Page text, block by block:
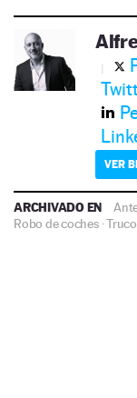
VER
ARCHIVADO EN
Robo de coches·